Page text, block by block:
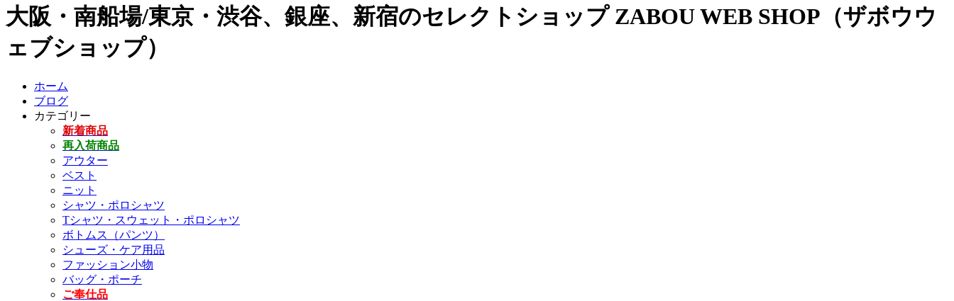
大阪・南船場/東京・渋谷、銀座、新宿のセレクトショップ ZABOU WEB SHOP（ザボウウ
ェブショップ）
ホーム
ブログ
カテゴリー
新着商品
再入荷商品
アウター
ベスト
ニット
シャツ・ポロシャツ
Tシャツ・スウェット・ポロシャツ
ボトムス（パンツ）
シューズ・ケア用品
ファッション小物
バッグ・ポーチ
ご奉仕品